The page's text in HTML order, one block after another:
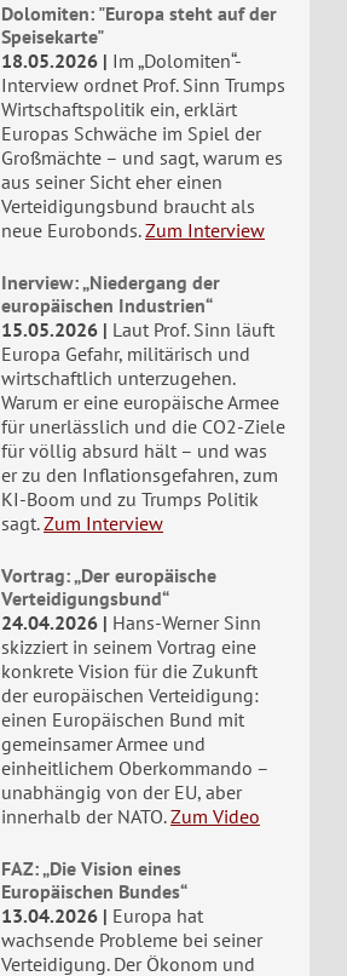
Dolomiten: "Europa steht auf der
Speisekarte"
18.05.2026
Im „Dolomiten“-
Interview ordnet Prof. Sinn Trumps
Wirtschaftspolitik ein, erklärt
Europas Schwäche im Spiel der
Großmächte – und sagt, warum es
aus seiner Sicht eher einen
Verteidigungsbund braucht als
neue Eurobonds. Zum Interview
Inerview: „Niedergang der
europäischen Industrien“
15.05.2026
Laut Prof. Sinn läuft
Europa Gefahr, militärisch und
wirtschaftlich unterzugehen.
Warum er eine europäische Armee
für unerlässlich und die CO2-Ziele
für völlig absurd hält – und was
er zu den Inflationsgefahren, zum
KI-Boom und zu Trumps Politik
sagt. Zum Interview
Vortrag: „Der europäische
Verteidigungsbund“
24.04.2026
Hans-Werner Sinn
skizziert in seinem Vortrag eine
konkrete Vision für die Zukunft
der europäischen Verteidigung:
einen Europäischen Bund mit
gemeinsamer Armee und
einheitlichem Oberkommando –
unabhängig von der EU, aber
innerhalb der NATO. Zum Video
FAZ: „Die Vision eines
Europäischen Bundes“
13.04.2026
Europa hat
wachsende Probleme bei seiner
Verteidigung. Der Ökonom und